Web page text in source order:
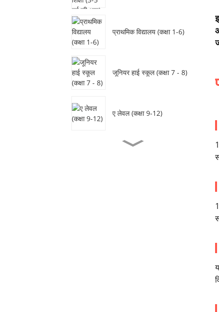
प्राथमिक विद्यालय (कक्षा 1-6)
जूनियर हाई स्कूल (कक्षा 7 - 8)
ए लेवल (कक्षा 9-12)